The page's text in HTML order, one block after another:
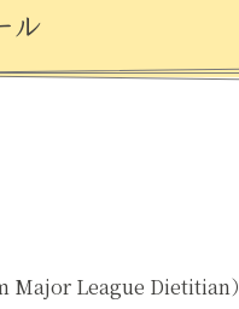
ル
Major League Dietitian）